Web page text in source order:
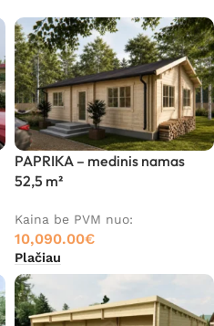
PAPRIKA – medinis namas
52,5 m²
Kaina be PVM nuo:
10,090.00€
Plačiau